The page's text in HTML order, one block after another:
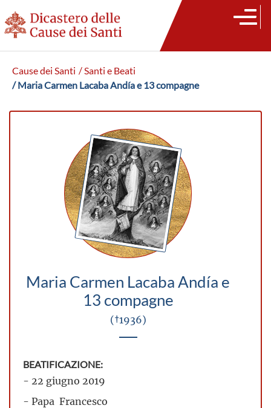
Cause dei Santi / Santi e Beati
/ Maria Carmen Lacaba Andía e 13 compagne
Maria Carmen Lacaba Andía e
13 compagne
(†1936)
BEATIFICAZIONE:
- 22 giugno 2019
- Papa Francesco